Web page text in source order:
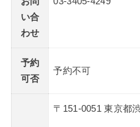
い合
わせ
予約
可否
予約不可
〒151-0051 東京都